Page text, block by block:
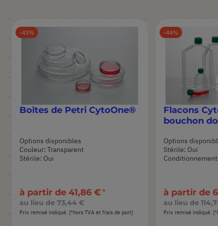
43
Boîtes de Petri CytoOne®
Options disponibles
Couleur: Transparent
Stérile: Oui
à partir de 41,86 €
au lieu de 73,44 €
Prix remisé indiqué. [*hors TVA et frais de port]
44
Flacons
bouchon
Options
Stérile: Oui
à partir de
au lieu de
Prix remisé indiqué.